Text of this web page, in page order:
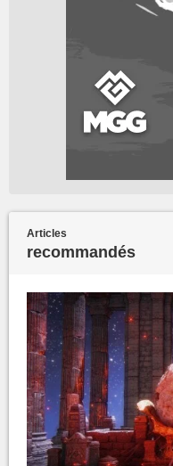
Articles
recommandés